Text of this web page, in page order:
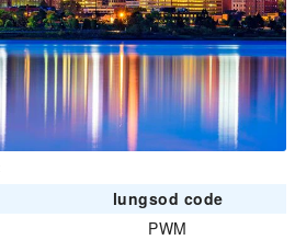
lungsod code
PWM